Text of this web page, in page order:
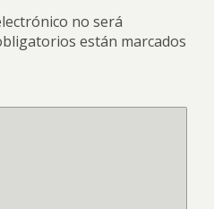
no será
están marcados